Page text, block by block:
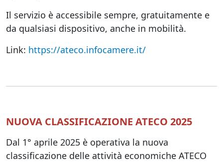
Il servizio è accessibile sempre, gratuitamente e
da qualsiasi dispositivo, anche in mobilità.
Link: https://ateco.infocamere.it/
NUOVA CLASSIFICAZIONE ATECO 2025
Dal 1° aprile 2025 è operativa la nuova
classificazione delle attività economiche ATECO